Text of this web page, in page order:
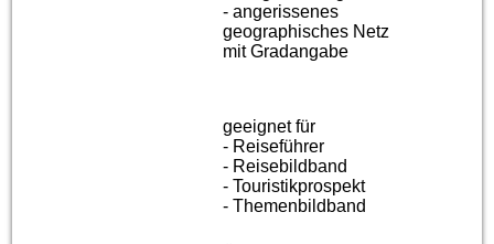
- angerissenes
geographisches Netz
mit Gradangabe
geeignet für
- Reiseführer
- Reisebildband
- Touristikprospekt
- Themenbildband